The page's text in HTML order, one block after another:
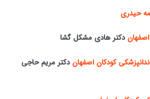
حیدری
دکتر هادی مشکل گشا
کودکان اصفهان دکتر مریم حاجی